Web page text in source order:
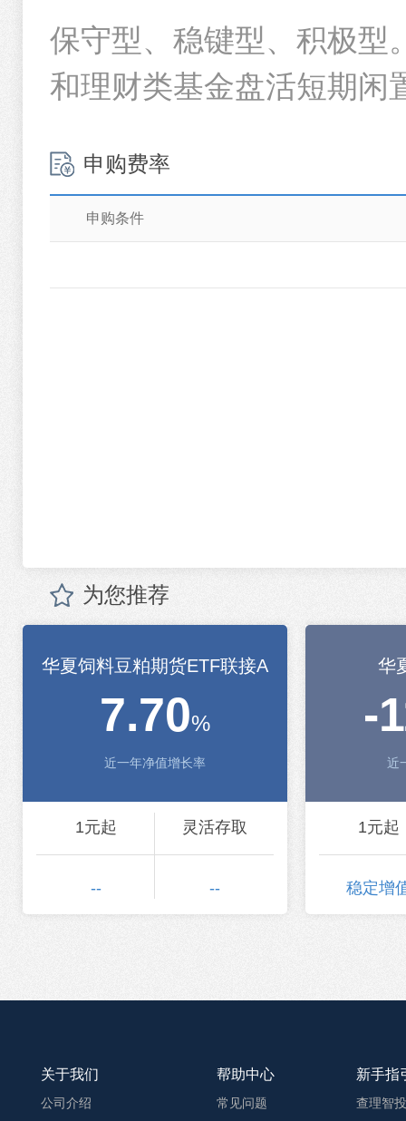
保守型、稳键型、积极型
和理财类基金盘活短期闲
申购费率
申购条件
26工商银行CD111
26农业银行CD146
为您推荐
华夏饲料豆粕期货ETF联接A
7.70%
近一年净值增长率
1元起 灵活存取
-- --
华
-
近
1元起
稳定增
关于我们
公司介绍
帮助中心
常见问题
新手指
查理智投